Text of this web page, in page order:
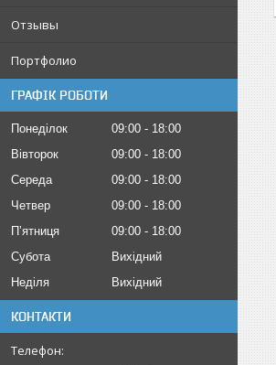
Отзывы
Портфолио
ГРАФІК РОБОТИ
Понеділок 09:00
18:00
Вівторок
09:00
18:00
Середа
09:00
18:00
Четвер
09:00
18:00
Пʼятниця
09:00
18:00
Субота
Вихідний
Неділя
Вихідний
КОНТАКТИ